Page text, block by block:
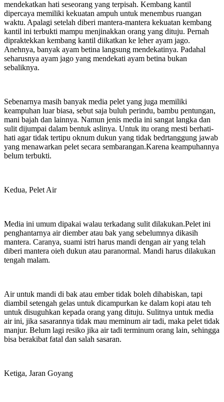
mendekatkan hati seseorang yang terpisah. Kembang kantil
dipercaya memiliki kekuatan ampuh untuk menembus ruangan
waktu. Apalagi setelah diberi mantera-mantera kekuatan kembang
kantil ini terbukti mampu menjinakkan orang yang dituju. Pernah
dipraktekkan kembang kantil diikatkan ke leher ayam jago.
Anehnya, banyak ayam betina langsung mendekatinya. Padahal
seharusnya ayam jago yang mendekati ayam betina bukan
sebaliknya.
Sebenarnya masih banyak media pelet yang juga memiliki
keampuhan luar biasa, sebut saja buluh perindu, bambu pentungan,
mani bajah dan lainnya. Namun jenis media ini sangat langka dan
sulit dijumpai dalam bentuk aslinya. Untuk itu orang mesti berhati-
hati agar tidak tertipu oknum dukun yang tidak bedrtanggung jawab
yang menawarkan pelet secara sembarangan.Karena keampuhannya
belum terbukti.
Kedua, Pelet Air
Media ini umum dipakai walau terkadang sulit dilakukan.Pelet ini
penghantarnya air diember atau bak yang sebelumnya dikasih
mantera. Caranya, suami istri harus mandi dengan air yang telah
diberi mantera oieh dukun atau paranormal. Mandi harus dilakukan
tengah malam.
Air untuk mandi di bak atau ember tidak boleh dihabiskan, tapi
diambil setengah gelas untuk dicampurkan ke dalam kopi atau teh
untuk disuguhkan kepada orang yang dituju. Sulitnya untuk media
air ini, jika sasarannya tidak mau meminum air tadi, maka pelet tidak
manjur. Belum lagi resiko jika air tadi terminum orang lain, sehingga
bisa berakibat fatal dan salah sasaran.
Ketiga, Jaran Goyang